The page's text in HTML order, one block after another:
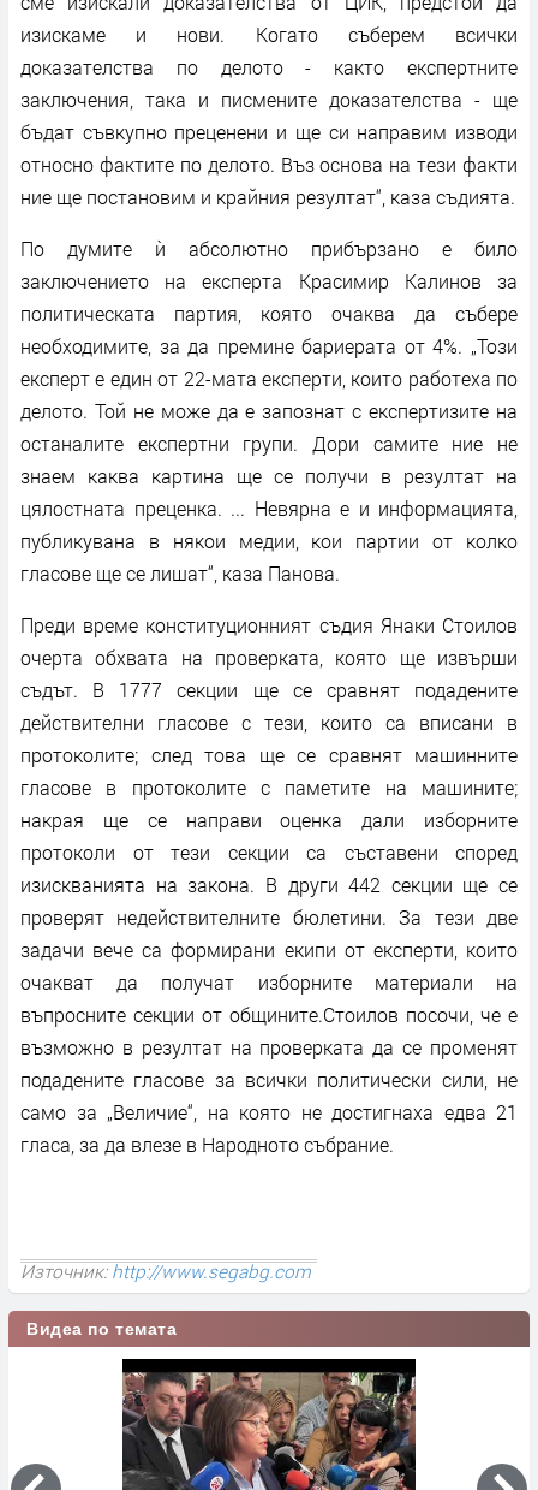
изискаме и нови. Когато съберем всички
доказателства по делото - както експертните
заключения, така и писмените доказателства - ще
бъдат съвкупно преценени и ще си направим изводи
относно фактите по делото. Въз основа на тези факти
ние ще постановим и крайния резултат“, каза съдията.
По думите ѝ абсолютно прибързано е било
заключението на експерта Красимир Калинов за
политическата партия, която очаква да събере
необходимите, за да премине бариерата от 4%. „Този
експерт е един от 22-мата експерти, които работеха по
делото. Той не може да е запознат с експертизите на
останалите експертни групи. Дори самите ние не
знаем каква картина ще се получи в резултат на
цялостната преценка. ... Невярна е и информацията,
публикувана в някои медии, кои партии от колко
гласове ще се лишат“, каза Панова.
Преди време конституционният съдия Янаки Стоилов
очерта обхвата на проверката, която ще извърши
съдът. В 1777 секции ще се сравнят подадените
действителни гласове с тези, които са вписани в
протоколите; след това ще се сравнят машинните
гласове в протоколите с паметите на машините;
накрая ще се направи оценка дали изборните
протоколи от тези секции са съставени според
изискванията на закона. В други 442 секции ще се
проверят недействителните бюлетини. За тези две
задачи вече са формирани екипи от експерти, които
очакват да получат изборните материали на
въпросните секции от общините.Стоилов посочи, че е
възможно в резултат на проверката да се променят
подадените гласове за всички политически сили, не
само за „Величие“, на която не достигнаха едва 21
гласа, за да влезе в Народното събрание.
Източник:http://www.segabg.com
Видеа по темата